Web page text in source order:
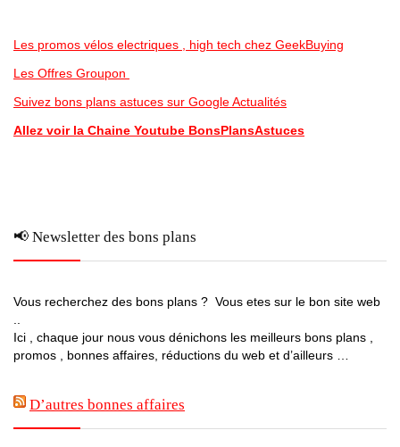
Les promos vélos electriques , high tech chez GeekBuying
Les Offres Groupon
Suivez bons plans astuces sur Google Actualités
Allez voir la Chaine Youtube BonsPlansAstuces
📢 Newsletter des bons plans
Vous recherchez des bons plans ? Vous etes sur le bon site web
Ici , chaque jour nous vous dénichons les meilleurs bons plans ,
promos , bonnes affaires, réductions du web et d’ailleurs …
D’autres bonnes affaires